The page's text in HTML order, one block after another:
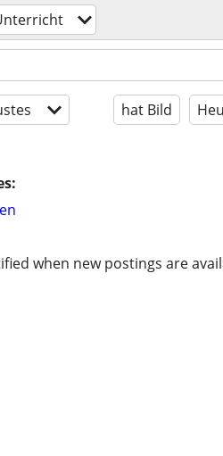
hat Bild
when new postings are